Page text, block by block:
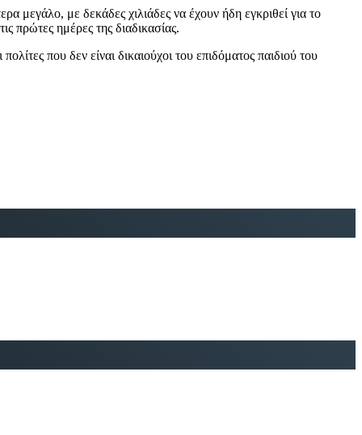
μεγάλο, με δεκάδες χιλιάδες να έχουν ήδη εγκριθεί για το
πρώτες ημέρες της διαδικασίας.
που δεν είναι δικαιούχοι του επιδόματος παιδιού του